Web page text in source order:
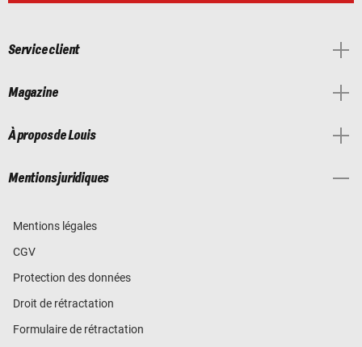
Service client
Magazine
À propos de Louis
Mentions juridiques
Mentions légales
CGV
Protection des données
Droit de rétractation
Formulaire de rétractation